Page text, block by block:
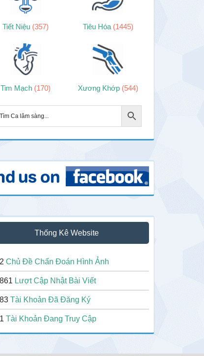
Tiết Niệu (357) Tiêu Hóa (1445)
Tim Mạch (170) Xương Khớp (544)
Thống Kê Website
Chủ Đề Chẩn Đoán Hình Ảnh
Lượt Cập Nhật Bài Viết
Tài Khoản Đã Đăng Ký
Tài Khoản Đang Truy Cập